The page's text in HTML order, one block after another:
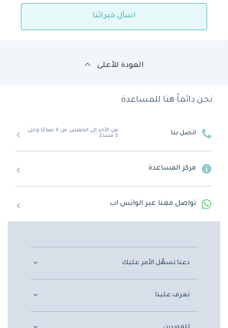
اسأل خبرائنا
العودة للأعلى
نحن دائماً هنا للمساعدة
اتصل بنا
من الأحد إلى الخميس من 9 صباحًا وحتى
5 مساءً
مركز المساعدة
تواصل معنا عبر الواتس اب
دعنا نسهّل الأمر عليك
تعرف علينا